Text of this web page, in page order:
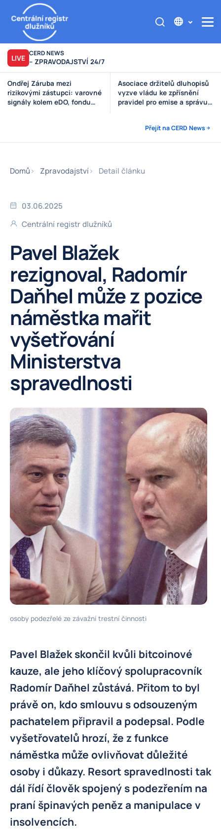
LIVE CERD NEWS
– ZPRAVODAJSTVÍ 24/7
Asociace držitelů dluhopisů
vyzve vládu ke zpřísnění
pravidel pro emise a správu
Výzva poškozeným věřitelům
Štěpánek Auto
Přejít na CERD News
Domů Zpravodajství Detail článku
03.06.2025
Centrální registr dlužníků
Pavel Blažek
rezignoval, Radomír
Daňhel může z pozice
náměstka mařit
vyšetřování
Ministerstva
spravedlnosti
osoby podezřelé ze závažní trestní činnosti
Pavel Blažek skončil kvůli bitcoinové
kauze, ale jeho klíčový spolupracovník
Radomír Daňhel zůstává. Přitom to byl
právě on, kdo smlouvu s odsouzeným
pachatelem připravil a podepsal. Podle
vyšetřovatelů hrozí, že z funkce
náměstka může ovlivňovat důležité
osoby i důkazy. Resort spravedlnosti tak
dál řídí člověk spojený s podezřením na
praní špinavých peněz a manipulace v
insolvencích.